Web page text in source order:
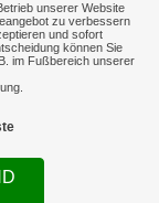
unserer Website
zu verbessern
und sofort
können Sie
im Fußbereich unserer